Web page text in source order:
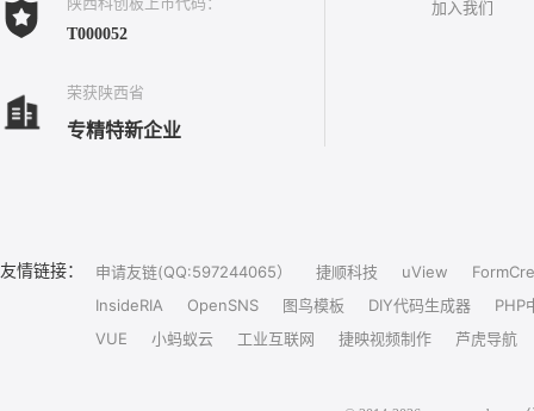
T000052
荣获陕西省
专精特新企业
加入我们
友情链接： 申请友链(QQ:597244065） 捷顺科技 uView
InsideRIA
OpenSNS 图鸟模板 DIY代码生成器
PHP
VUE
小蚂蚁云 工业互联网 捷映视频制作 芦虎导航